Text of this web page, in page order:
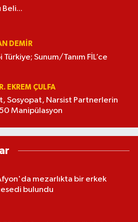
Beli...
DEMİR
Türkiye; Sunum/Tanım FİL’ce
EKREM ÇULFA
Sosyopat, Narsist Partnerlerin
50 Manipülasyon
mezarlıkta bir erkek
bulundu